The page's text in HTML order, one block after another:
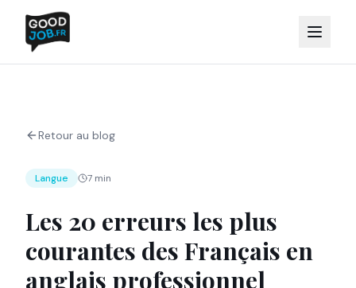
Retour au blog
Langue 7 min
Les 20 erreurs les plus
courantes des Français en
anglais professionnel